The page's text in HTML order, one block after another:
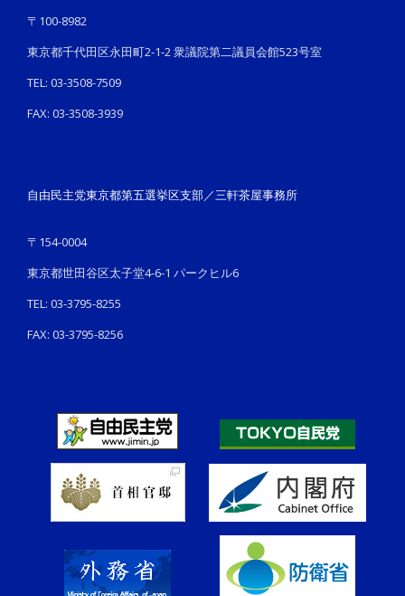
〒100-8982
東京都千代田区永田町2-1-2 衆議院第二議員会館523号室
TEL: 03-3508-7509
FAX: 03-3508-3939
自由民主党東京都第五選挙区支部／三軒茶屋事務所
〒154-0004
東京都世田谷区太子堂4-6-1 パークヒル6
TEL: 03-3795-8255
FAX: 03-3795-8256